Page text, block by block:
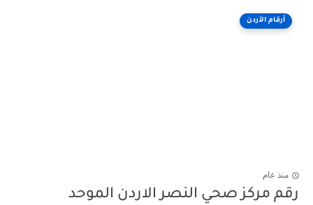
أرقام الأردن
منذ عام
رقم مركز صحي النصر الاردن الموحد